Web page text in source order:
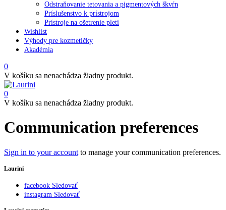
Odstraňovanie tetovania a pigmentových škvŕn
Príslušenstvo k prístrojom
Prístroje na ošetrenie pleti
Wishlist
Výhody pre kozmetičky
Akadémia
0
V košíku sa nenachádza žiadny produkt.
0
V košíku sa nenachádza žiadny produkt.
Communication preferences
Sign in to your account to manage your communication preferences.
Laurini
facebook Sledovať
instagram Sledovať